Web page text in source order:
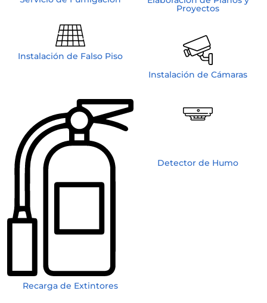
Proyectos
Instalación de Falso Piso
Instalación de Cámaras
Recarga de Extintores
Detector de Humo